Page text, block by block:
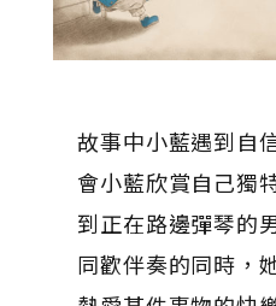
故事中小藍遇到自
會小藍欣賞自己獨
到正在路邊彈琴的
同歡伴奏的同時，